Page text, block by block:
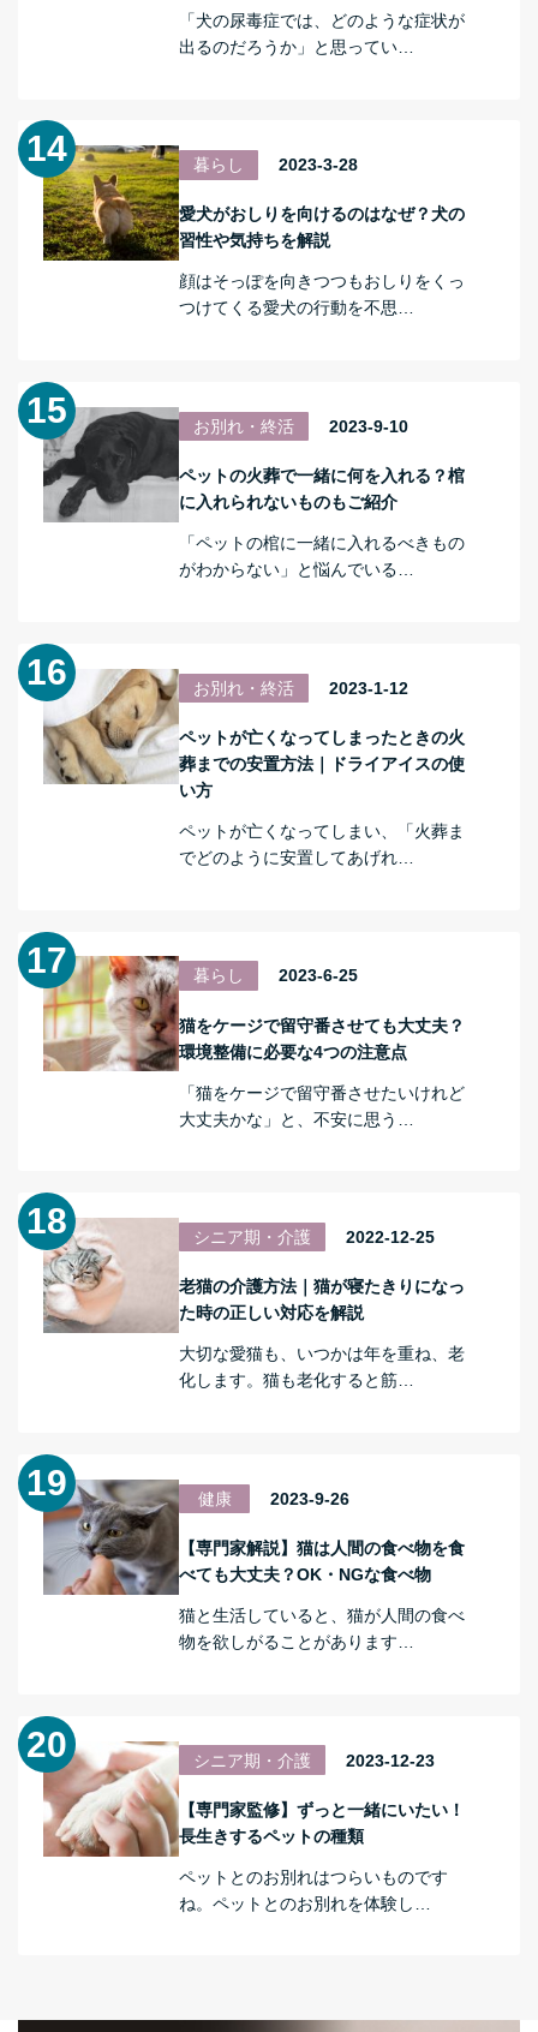
「犬の尿毒症では、どのような症状が
出るのだろうか」と思ってい…
暮らし 2023-3-28
愛犬がおしりを向けるのはなぜ？犬の
習性や気持ちを解説
顔はそっぽを向きつつもおしりをくっ
つけてくる愛犬の行動を不思…
お別れ・終活 2023-9-10
ペットの火葬で一緒に何を入れる？棺
に入れられないものもご紹介
「ペットの棺に一緒に入れるべきもの
がわからない」と悩んでいる…
お別れ・終活 2023-1-12
ペットが亡くなってしまったときの火
葬までの安置方法｜ドライアイスの使
い方
ペットが亡くなってしまい、「火葬ま
でどのように安置してあげれ…
暮らし 2023-6-25
猫をケージで留守番させても大丈夫？
環境整備に必要な4つの注意点
「猫をケージで留守番させたいけれど
大丈夫かな」と、不安に思う…
シニア期・介護 2022-12-25
老猫の介護方法｜猫が寝たきりになっ
た時の正しい対応を解説
大切な愛猫も、いつかは年を重ね、老
化します。猫も老化すると筋…
健康 2023-9-26
【専門家解説】猫は人間の食べ物を食
べても大丈夫？OK・NGな食べ物
猫と生活していると、猫が人間の食べ
物を欲しがることがあります…
シニア期・介護 2023-12-23
【専門家監修】ずっと一緒にいたい！
長生きするペットの種類
ペットとのお別れはつらいものです
ね。ペットとのお別れを体験し…